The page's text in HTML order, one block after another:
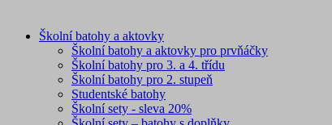
Školní batohy a aktovky
Školní batohy a aktovky pro prvňáčky
Školní batohy pro 3. a 4. třídu
Školní batohy pro 2. stupeň
Studentské batohy
Školní sety - sleva 20%